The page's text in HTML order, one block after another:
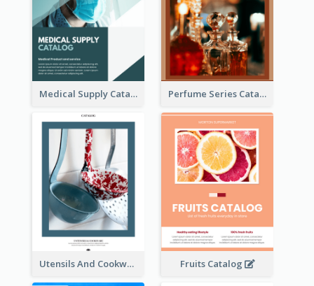
Medical Supply Catalog Perfume Series Catalog
Utensils And Cookware Catalog Fruits Catalog